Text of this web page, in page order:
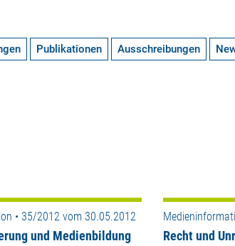
Publikationen Ausschreibungen
• 35/2012 vom 30.05.2012
und Medienbildung Recht und